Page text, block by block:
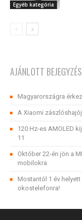
Egyéb kategória
AJÁNLOTT
Magyarországra
A Xiaomi
120 Hz-es AMOLED
11
Október 22-én jön a
mobilokra
Mostantól 1 év
okostelefonra!